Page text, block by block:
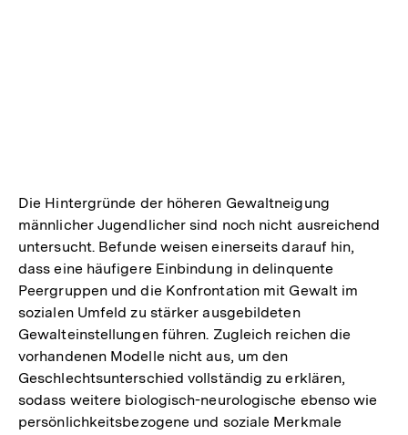
Die Hintergründe der höheren Gewaltneigung
männlicher Jugendlicher sind noch nicht ausreichend
untersucht. Befunde weisen einerseits darauf hin,
dass eine häufigere Einbindung in delinquente
Peergruppen und die Konfrontation mit Gewalt im
sozialen Umfeld zu stärker ausgebildeten
Gewalteinstellungen führen. Zugleich reichen die
vorhandenen Modelle nicht aus, um den
Geschlechtsunterschied vollständig zu erklären,
sodass weitere biologisch-neurologische ebenso wie
persönlichkeitsbezogene und soziale Merkmale